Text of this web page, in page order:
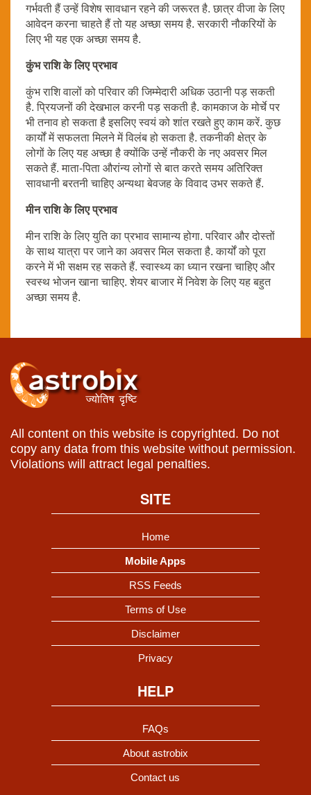
गर्भवती हैं उन्हें विशेष सावधान रहने की जरूरत है. छात्र वीजा के लिए
आवेदन करना चाहते हैं तो यह अच्छा समय है. सरकारी नौकरियों के
लिए भी यह एक अच्छा समय है.
कुंभ राशि के लिए प्रभाव
कुंभ राशि वालों को परिवार की जिम्मेदारी अधिक उठानी पड़ सकती
है. प्रियजनों की देखभाल करनी पड़ सकती है. कामकाज के मोर्चे पर
भी तनाव हो सकता है इसलिए स्वयं को शांत रखते हुए काम करें. कुछ
कार्यों में सफलता मिलने में विलंब हो सकता है. तकनीकी क्षेत्र के
लोगों के लिए यह अच्छा है क्योंकि उन्हें नौकरी के नए अवसर मिल
सकते हैं. माता-पिता औरांन्य लोगों से बात करते समय अतिरिक्त
सावधानी बरतनी चाहिए अन्यथा बेवजह के विवाद उभर सकते हैं.
मीन राशि के लिए प्रभाव
मीन राशि के लिए युति का प्रभाव सामान्य होगा. परिवार और दोस्तों
के साथ यात्रा पर जाने का अवसर मिल सकता है. कार्यों को पूरा
करने में भी सक्षम रह सकते हैं. स्वास्थ्य का ध्यान रखना चाहिए और
स्वस्थ भोजन खाना चाहिए. शेयर बाजार में निवेश के लिए यह बहुत
अच्छा समय है.
All content on this website is copyrighted. Do not
copy any data from this website without permission.
Violations will attract legal penalties.
SITE
Home
Mobile Apps
RSS Feeds
Terms of Use
Disclaimer
Privacy
HELP
FAQs
About astrobix
Contact us